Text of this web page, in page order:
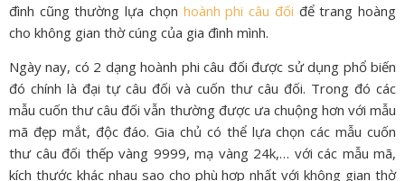
đình cũng thường lựa chọn hoành phi câu đối để trang hoàng
cho không gian thờ cúng của gia đình mình.
Ngày nay, có 2 dạng hoành phi câu đối được sử dụng phổ biến
đó chính là đại tự câu đối và cuốn thư câu đối. Trong đó các
mẫu cuốn thư câu đối vẫn thường được ưa chuộng hơn với mẫu
mã đẹp mắt, độc đáo. Gia chủ có thể lựa chọn các mẫu cuốn
thư câu đối thếp vàng 9999, mạ vàng 24k,… với các mẫu mã,
kích thước khác nhau sao cho phù hợp nhất với không gian thờ